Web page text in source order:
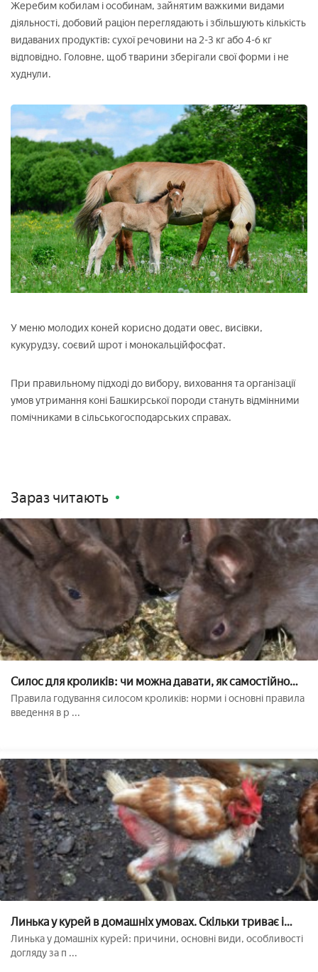
Жеребим кобилам і особинам, зайнятим важкими видами
діяльності, добовий раціон переглядають і збільшують кількість
видаваних продуктів: сухої речовини на 2-3 кг або 4-6 кг
відповідно. Головне, щоб тварини зберігали свої форми і не
худнули.
У меню молодих коней корисно додати овес, висівки,
кукурудзу, соєвий шрот і монокальційфосфат.
При правильному підході до вибору, виховання та організації
умов утримання коні Башкирської породи стануть відмінними
помічниками в сільськогосподарських справах.
Зараз читають
Силос для кроликів: чи можна давати, як самостійно
зробити в домашніх умовах
Правила годування силосом кроликів: норми і основні правила
введення в р ...
Линька у курей в домашніх умовах. Скільки триває і
коли починається. Ювенальне, сезонне і примусове
скидання пір'я у птиці
Линька у домашніх курей: причини, основні види, особливості
догляду за п ...